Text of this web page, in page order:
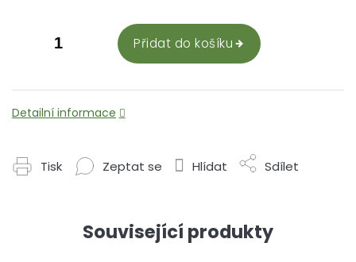
Přidat do košíku
Detailní informace
Tisk Zeptat se Hlídat Sdílet
Související produkty